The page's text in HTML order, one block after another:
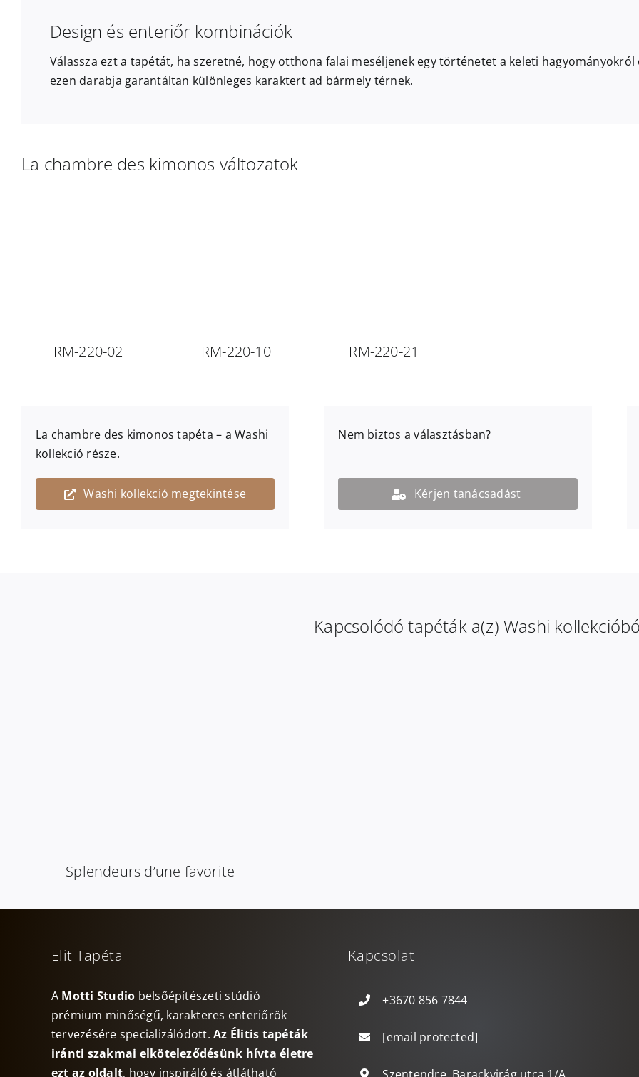
Design és enteriőr kombinációk
Válassza ezt a tapétát, ha szeretné, hogy otthona falai meséljenek egy történetet a keleti
ezen darabja garantáltan különleges karaktert ad bármely térnek.
La chambre des kimonos változatok
RM-220-02 RM-220-10 RM-220-21
La chambre des kimonos tapéta – aWashi
kollekció része.
Washi kollekció megtekintése
Nem biztos a választásban?
Kérjen tanácsadást
Kapcsolódó tapéták a(z) Washi
Splendeurs d’une favorite
Elit Tapéta
A Motti Studio belsőépítészeti stúdió
prémium minőségű, karakteres enteriőrök
tervezésére specializálódott.Az Élitis tapéták
iránti szakmai elköteleződésünk hívta életre
ezt az oldalt, hogy inspiráló és átlátható
Kapcsolat
+3670 856 7844
[email protected]